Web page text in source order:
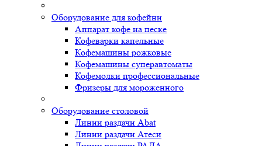
Оборудование для кофейни
Аппарат кофе на песке
Кофеварки капельные
Кофемашины рожковые
Кофемашины суперавтоматы
Кофемолки профессиональные
Фризеры для мороженного
Оборудование столовой
Линии раздачи Abat
Линии раздачи Атеси